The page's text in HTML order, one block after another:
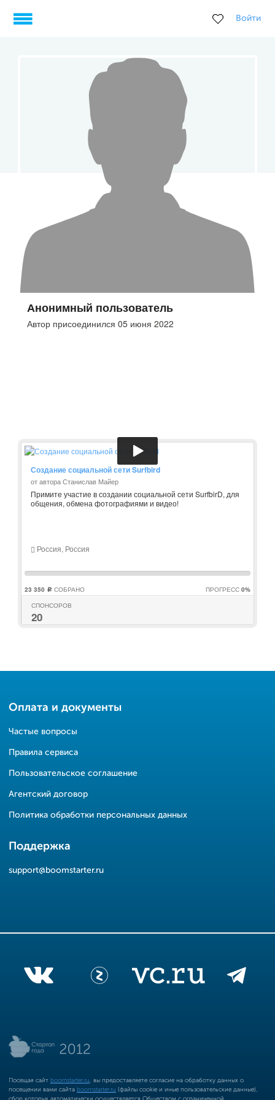
Войти
Анонимный пользователь
Автор присоединился 05 июня 2022
Создание социальной сети Surfbird
от автора Станислав Майер
Примите участие в создании социальной сети SurfbirD, для
общения, обмена фотографиями и видео!
Россия, Россия
23 350 c СОБРАНО ПРОГРЕСС 0%
СПОНСОРОВ
20
Оплата и документы
Частые вопросы
Правила сервиса
Пользовательское соглашение
Агентский договор
Политика обработки персональных данных
Поддержка
support@boomstarter.ru
Посещая сайт boomstarter.ru , вы предоставляете согласие на обработку данных о
посещении вами сайта boomstarter.ru (файлы cookie и иные пользовательские данные),
сбор которых автоматически осуществляется Обществом с ограниченной